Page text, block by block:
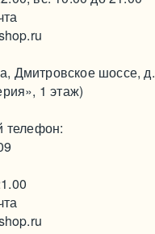
Дмитровское шоссе, д.
1 этаж)
телефон: